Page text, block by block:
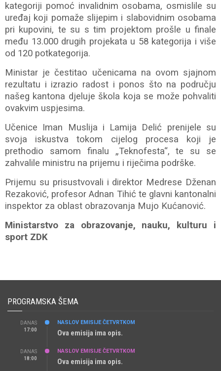
kategoriji pomoć invalidnim osobama, osmislile su
uređaj koji pomaže slijepim i slabovidnim osobama
pri kupovini, te su s tim projektom prošle u finale
među 13.000 drugih projekata u 58 kategorija i više
od 120 potkategorija.
Ministar je čestitao učenicama na ovom sjajnom
rezultatu i izrazio radost i ponos što na području
našeg kantona djeluje škola koja se može pohvaliti
ovakvim uspjesima.
Učenice Iman Muslija i Lamija Delić prenijele su
svoja iskustva tokom cijelog procesa koji je
prethodio samom finalu „Teknofesta“, te su se
zahvalile ministru na prijemu i riječima podrške.
Prijemu su prisustvovali i direktor Medrese Dženan
Rezaković, profesor Adnan Tihić te glavni kantonalni
inspektor za oblast obrazovanja Mujo Kućanović.
Ministarstvo za obrazovanje, nauku, kulturu i
sport ZDK
PROGRAMSKA ŠEMA
DANAS
17:00
NASLOV EMISIJE ČETVRTKOM
Ova emisija ima opis.
DANAS
18:00
NASLOV EMISIJE ČETVRTKOM
Ova emisija ima opis.